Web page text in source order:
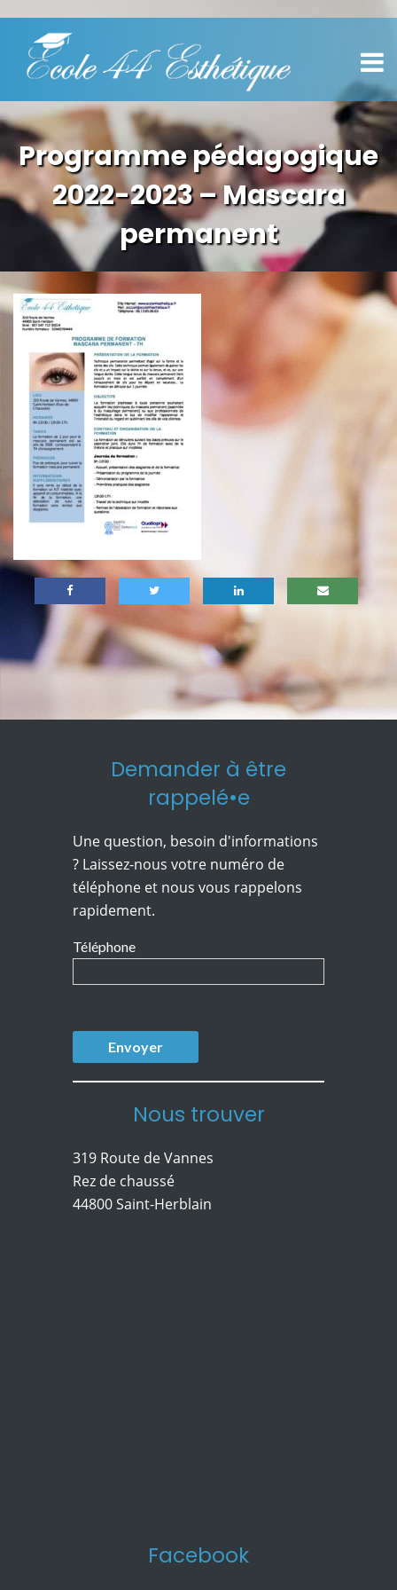
Programme pédagogique
2022-2023 – Mascara
permanent
Demander à être
rappelé•e
Une question, besoin d'informations
? Laissez-nous votre numéro de
téléphone et nous vous rappelons
rapidement.
Téléphone
Nous trouver
319 Route de Vannes
Rez de chaussé
44800 Saint-Herblain
Facebook